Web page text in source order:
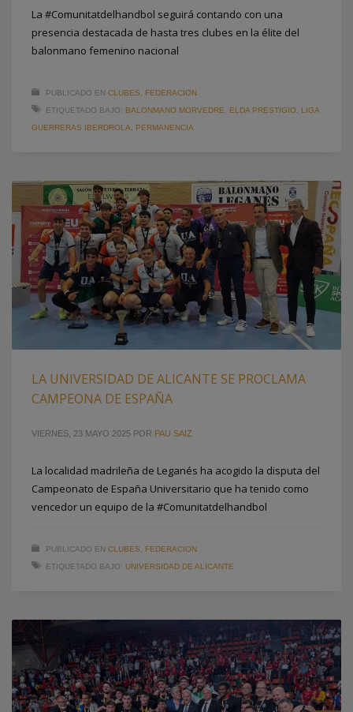
La #Comunitatdelhandbol seguirá contando con una
presencia destacada de hasta tres clubes en la élite del
balonmano femenino nacional
PUBLICADO EN CLUBES
FEDERACION
ETIQUETADO BAJO: BALONMANO MORVEDRE ELDA PRESTIGIO
LIGA
GUERRERAS IBERDROLA
PERMANENCIA
LA UNIVERSIDAD DE ALICANTE SE PROCLAMA
CAMPEONA DE ESPAÑA
VIERNES, 23 MAYO 2025 POR PAU SAIZ
La localidad madrileña de Leganés ha acogido la disputa del
Campeonato de España Universitario que ha tenido como
vencedor un equipo de la #Comunitatdelhandbol
PUBLICADO EN CLUBES
FEDERACION
ETIQUETADO BAJO: UNIVERSIDAD DE ALICANTE